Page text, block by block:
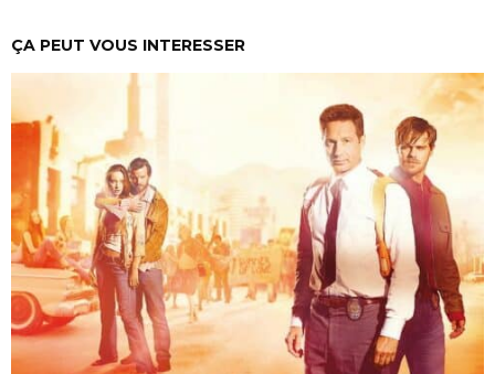
ÇA PEUT VOUS INTERESSER